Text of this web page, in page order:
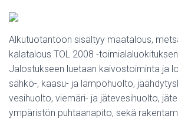
Alkutuotantoon sisältyy maatalous,
kalatalous TOL 2008 -
Jalostukseen luetaan kaivostoiminta ja
sähkö-, kaasu- ja lämpöhuolto,
vesihuolto, viemäri- ja jätevesihuolto,
ympäristön puhtaanapito, sekä